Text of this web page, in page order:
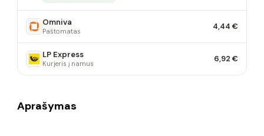
Omniva
Paštomatas 4,44 €
LP Express
Kurjeris į namus 6,92 €
Aprašymas